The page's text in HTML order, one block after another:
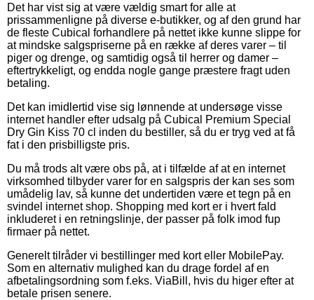
Det har vist sig at være vældig smart for alle at
prissammenligne på diverse e-butikker, og af den grund har
de fleste Cubical forhandlere på nettet ikke kunne slippe for
at mindske salgspriserne på en række af deres varer – til
piger og drenge, og samtidig også til herrer og damer –
eftertrykkeligt, og endda nogle gange præstere fragt uden
betaling.
Det kan imidlertid vise sig lønnende at undersøge visse
internet handler efter udsalg på Cubical Premium Special
Dry Gin Kiss 70 cl inden du bestiller, så du er tryg ved at få
fat i den prisbilligste pris.
Du må trods alt være obs på, at i tilfælde af at en internet
virksomhed tilbyder varer for en salgspris der kan ses som
umådelig lav, så kunne det undertiden være et tegn på en
svindel internet shop. Shopping med kort er i hvert fald
inkluderet i en retningslinje, der passer på folk imod fup
firmaer på nettet.
Generelt tilråder vi bestillinger med kort eller MobilePay.
Som en alternativ mulighed kan du drage fordel af en
afbetalingsordning som f.eks. ViaBill, hvis du higer efter at
betale prisen senere.